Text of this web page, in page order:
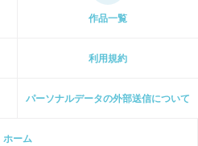
作品一覧
利用規約
パーソナルデータの外部送信について
ホーム